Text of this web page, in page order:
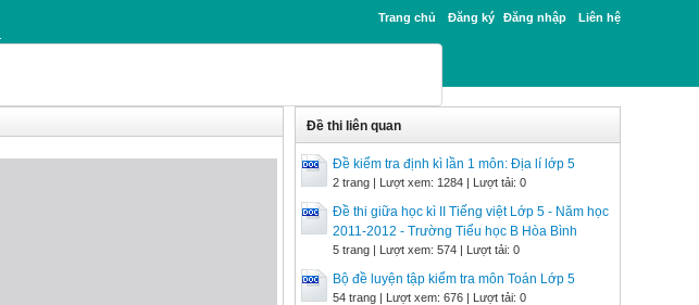
Trang chủ Đăng ký Đăng nhập Liên hệ
Đề thi liên quan
Đề kiểm tra định kì lần 1 môn: Địa lí lớp 5
2 trang | Lượt xem: 1284 | Lượt tải: 0
Đề thi giữa học kì II Tiếng việt Lớp 5 - Năm học
2011-2012 - Trường Tiểu học B Hòa Bình
5 trang | Lượt xem: 574 | Lượt tải: 0
Bộ đề luyện tập kiểm tra môn Toán Lớp 5
54 trang | Lượt xem: 676 | Lượt tải: 0